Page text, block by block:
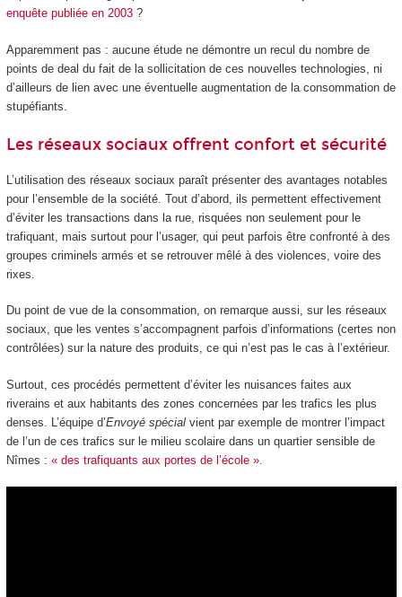
enquête publiée en 2003?
Apparemment pas : aucune étude ne démontre un recul du nombre de
points de deal du fait de la sollicitation de ces nouvelles technologies, ni
d’ailleurs de lien avec une éventuelle augmentation de la consommation de
stupéfiants.
Les réseaux sociaux offrent confort et sécurité
L’utilisation des réseaux sociaux paraît présenter des avantages notables
pour l’ensemble de la société. Tout d’abord, ils permettent effectivement
d’éviter les transactions dans la rue, risquées non seulement pour le
trafiquant, mais surtout pour l’usager, qui peut parfois être confronté à des
groupes criminels armés et se retrouver mêlé à des violences, voire des
rixes.
Du point de vue de la consommation, on remarque aussi, sur les réseaux
sociaux, que les ventes s’accompagnent parfois d’informations (certes non
contrôlées) sur la nature des produits, ce qui n’est pas le cas à l’extérieur.
Surtout, ces procédés permettent d’éviter les nuisances faites aux
riverains et aux habitants des zones concernées par les trafics les plus
denses. L’équipe d’Envoyé spécialvient par exemple de montrer l’impact
de l’un de ces trafics sur le milieu scolaire dans un quartier sensible de
Nîmes : « des trafiquants aux portes de l’école ».